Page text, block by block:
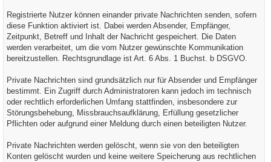
Registrierte Nutzer können einander private Nachrichten senden, sofern
diese Funktion aktiviert ist. Dabei werden Absender, Empfänger,
Zeitpunkt, Betreff und Inhalt der Nachricht gespeichert. Die Daten
werden verarbeitet, um die vom Nutzer gewünschte Kommunikation
bereitzustellen. Rechtsgrundlage ist Art. 6 Abs. 1 Buchst. b DSGVO.
Private Nachrichten sind grundsätzlich nur für Absender und Empfänger
bestimmt. Ein Zugriff durch Administratoren kann jedoch im technisch
oder rechtlich erforderlichen Umfang stattfinden, insbesondere zur
Störungsbehebung, Missbrauchsaufklärung, Erfüllung gesetzlicher
Pflichten oder aufgrund einer Meldung durch einen beteiligten Nutzer.
Private Nachrichten werden gelöscht, wenn sie von den beteiligten
Konten gelöscht wurden und keine weitere Speicherung aus rechtlichen